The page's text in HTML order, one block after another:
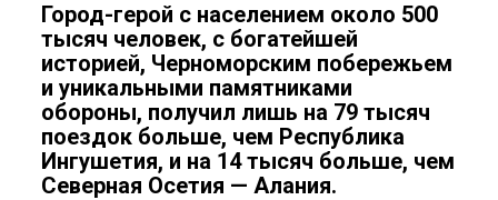
Город-герой с населением около 500
тысяч человек, с богатейшей
историей, Черноморским побережьем
и уникальными памятниками
обороны, получил лишь на 79 тысяч
поездок больше, чем Республика
Ингушетия, и на 14 тысяч больше, чем
Северная Осетия — Алания.